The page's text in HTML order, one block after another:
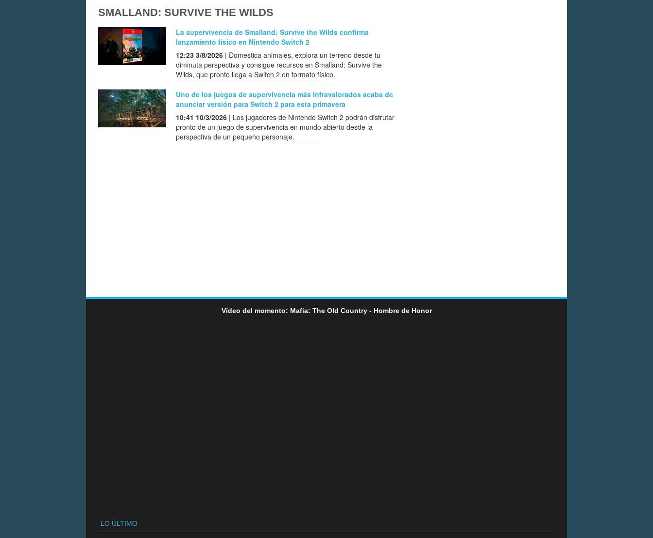
SMALLAND: SURVIVE THE WILDS
La supervivencia de Smalland: Survive the Wilds confirma
lanzamiento físico en Nintendo Switch 2
12:23 3/8/2026 | Domestica animales, explora un terreno desde tu
diminuta perspectiva y consigue recursos en Smalland: Survive the
Wilds, que pronto llega a Switch 2 en formato físico.
Uno de los juegos de supervivencia más infravalorados acaba de
anunciar versión para Switch 2 para esta primavera
10:41 10/3/2026 | Los jugadores de Nintendo Switch 2 podrán disfrutar
pronto de un juego de supervivencia en mundo abierto desde la
perspectiva de un pequeño personaje.
Vídeo del momento: Mafia: The Old Country - Hombre de Honor
LO ÚLTIMO